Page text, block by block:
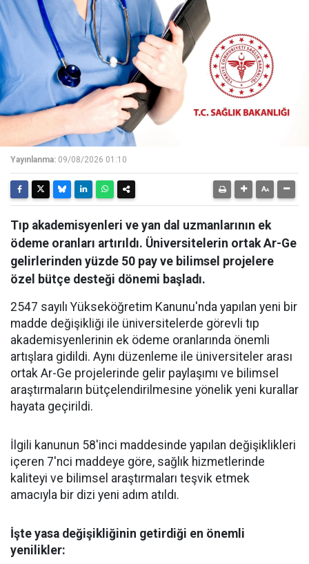
Yayınlanma: 09/08/2026 01:10
Tıp akademisyenleri ve yan dal uzmanlarının ek
ödeme oranları artırıldı. Üniversitelerin ortak Ar-Ge
gelirlerinden yüzde 50 pay ve bilimsel projelere
özel bütçe desteği dönemi başladı.
2547 sayılı Yükseköğretim Kanunu'nda yapılan yeni bir
madde değişikliği ile üniversitelerde görevli tıp
akademisyenlerinin ek ödeme oranlarında önemli
artışlara gidildi. Aynı düzenleme ile üniversiteler arası
ortak Ar-Ge projelerinde gelir paylaşımı ve bilimsel
araştırmaların bütçelendirilmesine yönelik yeni kurallar
hayata geçirildi.
​İlgili kanunun 58'inci maddesinde yapılan değişiklikleri
içeren 7'nci maddeye göre, sağlık hizmetlerinde
kaliteyi ve bilimsel araştırmaları teşvik etmek
amacıyla bir dizi yeni adım atıldı.
​İşte yasa değişikliğinin getirdiği en önemli
yenilikler: